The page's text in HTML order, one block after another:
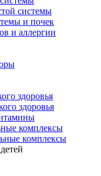
системы
и почек
и аллергии
здоровья
здоровья
комплексы
комплексы